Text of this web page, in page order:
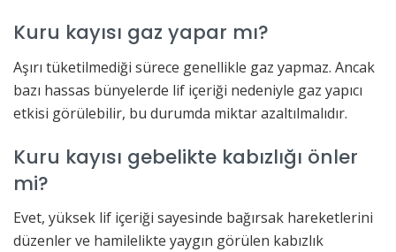
Kuru kayısı gaz yapar mı?
Aşırı tüketilmediği sürece genellikle gaz yapmaz. Ancak
bazı hassas bünyelerde lif içeriği nedeniyle gaz yapıcı
etkisi görülebilir, bu durumda miktar azaltılmalıdır.
Kuru kayısı gebelikte kabızlığı önler
mi?
Evet, yüksek lif içeriği sayesinde bağırsak hareketlerini
düzenler ve hamilelikte yaygın görülen kabızlık